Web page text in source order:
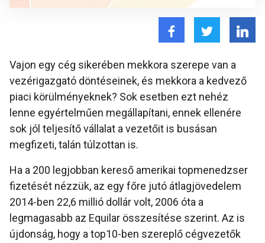
Vajon egy cég sikerében mekkora szerepe van a
vezérigazgató döntéseinek, és mekkora a kedvező
piaci körülményeknek? Sok esetben ezt nehéz
lenne egyértelműen megállapítani, ennek ellenére
sok jól teljesítő vállalat a vezetőit is busásan
megfizeti, talán túlzottan is.
Ha a 200 legjobban kereső amerikai topmenedzser
fizetését nézzük, az egy főre jutó átlagjövedelem
2014-ben 22,6 millió dollár volt, 2006 óta a
legmagasabb az Equilar összesítése szerint. Az is
újdonság, hogy a top10-ben szereplő cégvezetők